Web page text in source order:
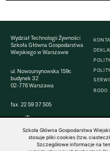
Wydział Technologii Żywności
Szkoła Główna Gospodarstwa
Wiejskiego w Warszawie
ul. Nowoursynowska 159c
budynek 32
02-776 Warszawa
fax. 22 59 37 505
RODO
© 1816–2026 SGGW —
Szkoła Główna Gospodarstwa
stosuje pliki cookies (tzw.
Szczegółowe informacje na